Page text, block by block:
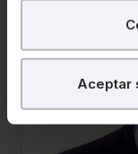
¿Qué puedes
Puedes
experiencia en la
Aceptar